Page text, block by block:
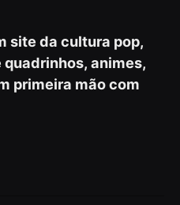
site da cultura pop,
animes,
primeira mão com